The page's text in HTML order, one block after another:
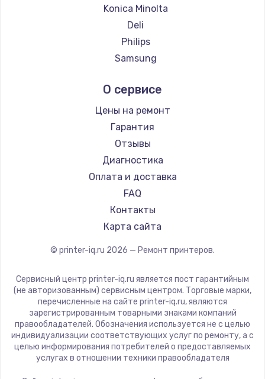
Konica Minolta
Deli
Philips
Samsung
Lexmark
Sharp
TSC
Fujitsu
Godex
О сервисе
Цены на ремонт
Гарантия
Отзывы
Диагностика
Оплата и доставка
FAQ
Контакты
Карта сайта
© printer-iq.ru 2026 — Ремонт принтеров.
Сервисный центр printer-iq.ru является пост гарантийным
(не авторизованным) сервисным центром. Торговые марки,
перечисленные на сайте printer-iq.ru, являются
зарегистрированным товарными знаками компаний
правообладателей. Обозначения используется не с целью
индивидуализации соответствующих услуг по ремонту, а с
целью информирования потребителей о предоставляемых
услугах в отношении техники правообладателя